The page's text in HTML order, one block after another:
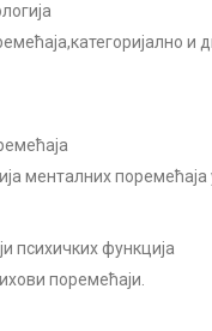
и
менталних поремећаја
психичких функција
поремећаји.